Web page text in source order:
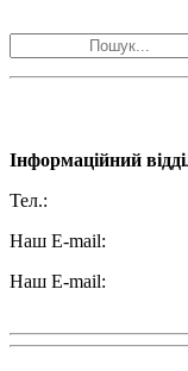
Інформаційний
Тел.:
Наш E-mail:
Наш E-mail: